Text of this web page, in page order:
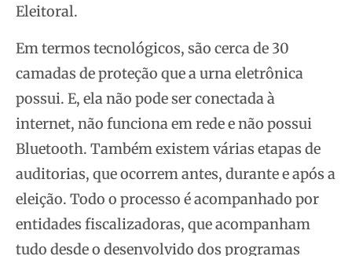
Eleitoral.
Em termos tecnológicos, são cerca de 30
camadas de proteção que a urna eletrônica
possui. E, ela não pode ser conectada à
internet, não funciona em rede e não possui
Bluetooth. Também existem várias etapas de
auditorias, que ocorrem antes, durante e após a
eleição. Todo o processo é acompanhado por
entidades fiscalizadoras, que acompanham
tudo desde o desenvolvido dos programas